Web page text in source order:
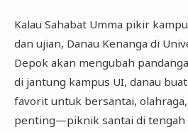
Kalau Sahabat Umma pikir
dan ujian, Danau Kenanga di
Depok akan mengubah
di jantung kampus UI, danau
favorit untuk bersantai,
penting—piknik santai di tengah